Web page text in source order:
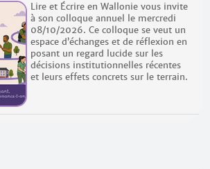
Lire et Écrire en Wallonie vous invite
à son colloque annuel le mercredi
08/10/2026. Ce colloque se veut un
espace d’échanges et de réflexion en
posant un regard lucide sur les
décisions institutionnelles récentes
et leurs effets concrets sur le terrain.